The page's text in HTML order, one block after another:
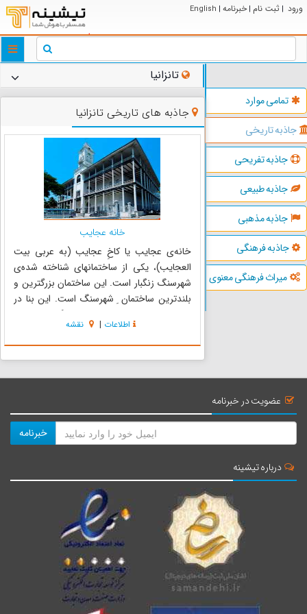
ورود | ثبت نام | خبرنامه |
English
تمامی موارد
جاذبه تاریخی
جاذبه تفریحی
جاذبه طبیعی
جاذبه مذهبی
جاذبه فرهنگی
میراث فرهنگی معنوی
تانزانیا
جاذبه های تاریخی تانزانیا
خانه عجایب
خانه‌ی عجایب یا کاخِ عجایب (به عربی بیت
العجایب)، یکی از ساختمانهای شناخته شده‌ی
شهرسنگ زنگبار است. این ساختمان بزرگترین و
بلندترین ساختمان ِ شهرسنگ است. این بنا در
نقطه‌ی مهمی از شهر در خیابان ِ میزانگانی در ساحل
شهر قدیمی و در مقابل ِ باغهای فردهانی واقع است.
این ساختمان بین قلعه‌...
اطلاعات | نقشه
عضویت در خبرنامه
خبرنامه
درباره تیشینه